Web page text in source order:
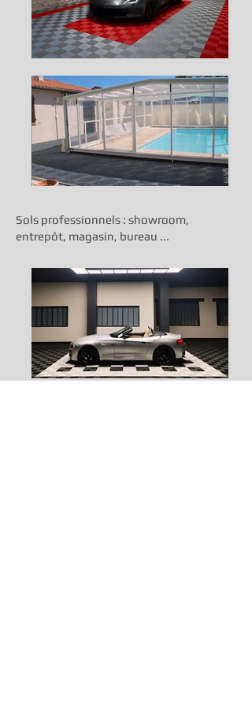
Sols professionnels : showroom,
entrepôt, magasin, bureau ...